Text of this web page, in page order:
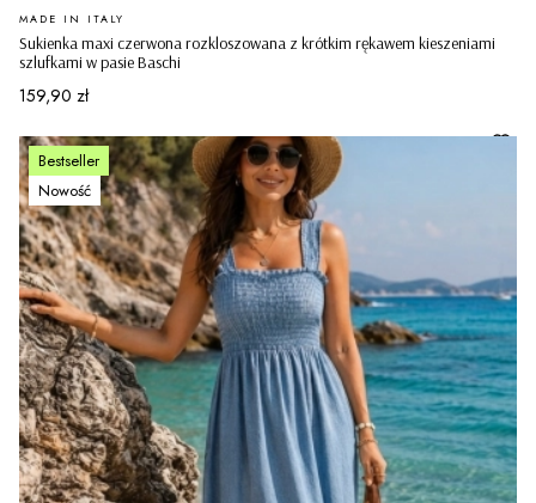
Sukienka maxi czerwona rozkloszowana z krótkim rękawem kieszeniami
szlufkami w pasie Baschi
PRODUCENT
MADE IN ITALY
Cena
159,90 zł
Bestseller
Nowość